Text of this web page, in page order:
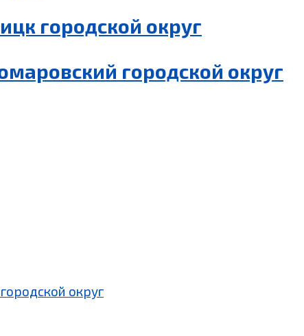
городской округ
городской округ
округ